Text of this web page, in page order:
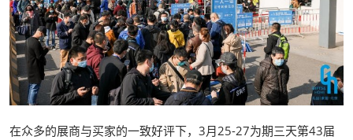
在众多的展商与买家的一致好评下，3月25-27为期三天第43届